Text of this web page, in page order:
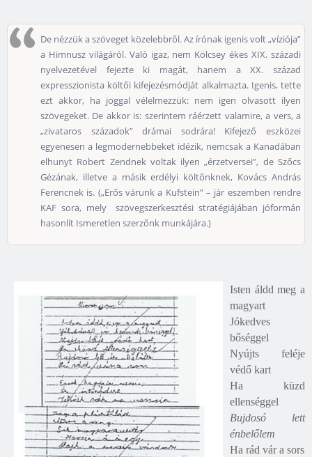
De nézzük a szöveget közelebbről. Az írónak igenis volt „víziója”
a Himnusz világáról. Való igaz, nem Kölcsey ékes XIX. századi
nyelvezetével fejezte ki magát, hanem a XX. század
expresszionista költői kifejezésmódját alkalmazta. Igenis, tette
ezt akkor, ha joggal vélelmezzük: nem igen olvasott ilyen
szövegeket. De akkor is: szerintem ráérzett valamire, a vers, a
„zivataros századok” drámai sodrára! Kifejező eszközei
egyenesen a legmodernebbeket idézik, nemcsak a Kanadában
elhunyt Robert Zendnek voltak ilyen „érzetversei”, de Szőcs
Gézának, illetve a másik erdélyi költőnknek, Kovács András
Ferencnek is. („Erős várunk a Kufstein” – jár eszemben rendre
KAF sora, mely szövegszerkesztési stratégiájában jóformán
hasonlít Ismeretlen szerzőnk munkájára.)
Isten áldd meg a
magyart
Jókedves
bőséggel
Nyújts feléje
védő kart
Ha küzd
ellenséggel
Bujdosó lett
énbelőlem
Ha rád vár a sors